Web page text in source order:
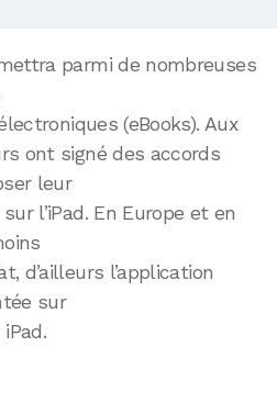
parmi de nombreuses
(eBooks). Aux
ont signé des accords
leur
l’iPad. En Europe et en
d’ailleurs l’application
sur